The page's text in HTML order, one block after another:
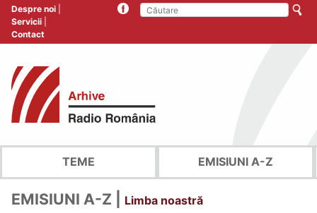
Despre noi
Servicii
Contact
TEME EMISIUNI A-Z
EMISIUNI A-Z | Limba noastră